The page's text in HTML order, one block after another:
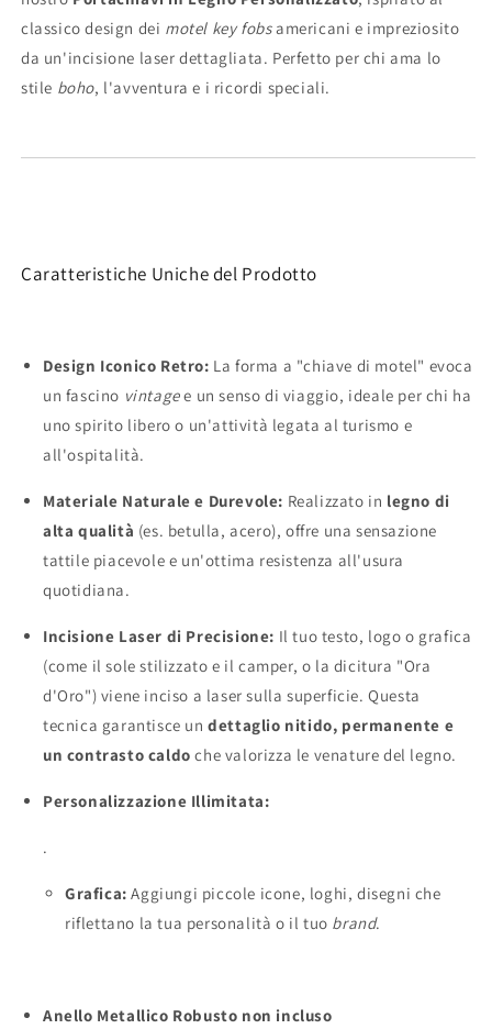
Laser
-
Stile
Boho
Incisione
Laser
-
Stile
Boho
classico design dei motel key fobsamericani e impreziosito
da un'incisione laser dettagliata. Perfetto per chi ama lo
stile boho, l'avventura e i ricordi speciali.
Caratteristiche Uniche del Prodotto
Design Iconico Retro: La forma a "chiave di motel" evoca
un fascino vintagee un senso di viaggio, ideale per chi ha
uno spirito libero o un'attività legata al turismo e
all'ospitalità.
Materiale Naturale e Durevole: Realizzato in legno di
alta qualità (es. betulla, acero), offre una sensazione
tattile piacevole e un'ottima resistenza all'usura
quotidiana.
Incisione Laser di Precisione: Il tuo testo, logo o grafica
(come il sole stilizzato e il camper, o la dicitura "Ora
d'Oro") viene inciso a laser sulla superficie. Questa
tecnica garantisce undettaglio nitido, permanente e
un contrasto caldo che valorizza le venature del legno.
Personalizzazione Illimitata:
.
Grafica: Aggiungi piccole icone, loghi, disegni che
riflettano la tua personalità o il tuo brand.
Anello Metallico Robusto non incluso